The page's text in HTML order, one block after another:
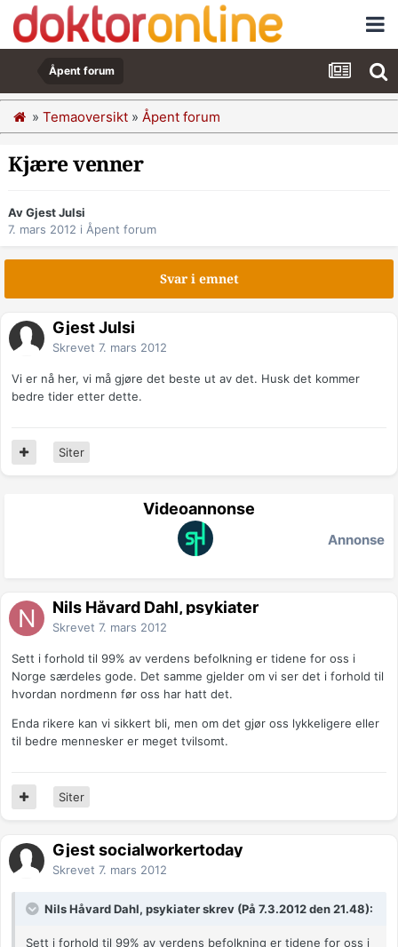
Åpent forum
» Temaoversikt » Åpent forum
Kjære venner
Av Gjest Julsi
7. mars 2012 i Åpent forum
Svar i emnet
Gjest Julsi
Skrevet 7. mars 2012
Vi er nå her, vi må gjøre det beste ut av det. Husk det kommer
bedre tider etter dette.
Siter
Videoannonse
Annonse
Nils Håvard Dahl, psykiater
Skrevet 7. mars 2012
Sett i forhold til 99% av verdens befolkning er tidene for oss i
Norge særdeles gode. Det samme gjelder om vi ser det i forhold til
hvordan nordmenn før oss har hatt det.
Enda rikere kan vi sikkert bli, men om det gjør oss lykkeligere eller
til bedre mennesker er meget tvilsomt.
Siter
Gjest socialworkertoday
Skrevet 7. mars 2012
Nils Håvard Dahl, psykiater skrev (På 7.3.2012 den 21.48):
Sett i forhold til 99% av verdens befolkning er tidene for oss i